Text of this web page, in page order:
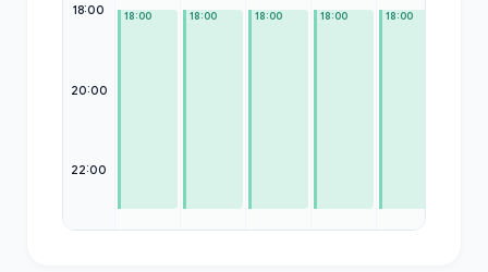
18:00
20:00
22:00
18:00 18:00 18:00 18:00 18:00